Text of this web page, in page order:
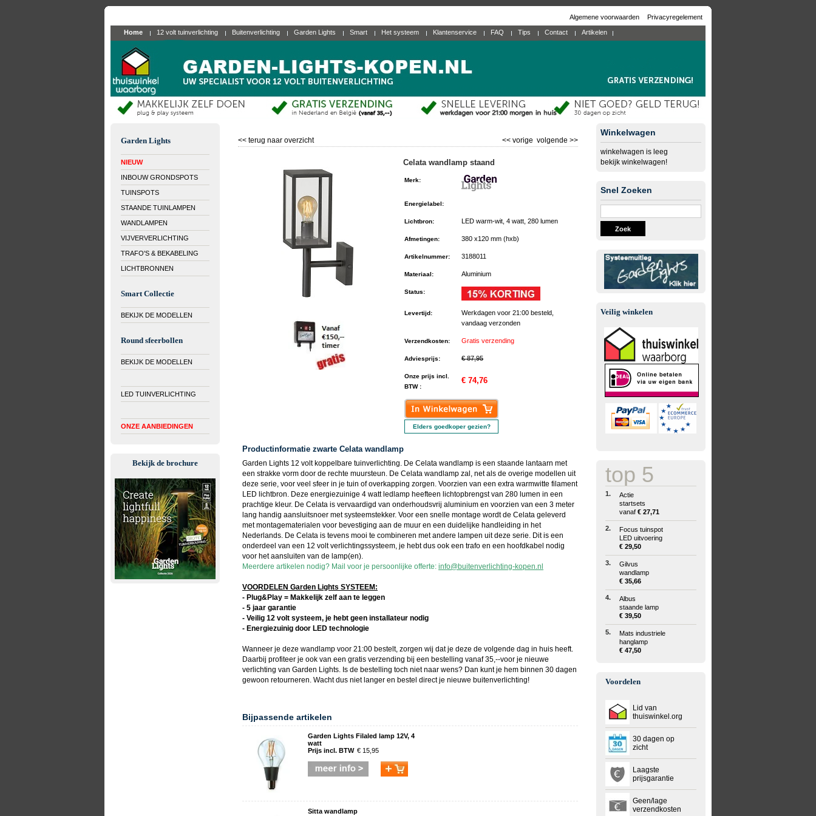
Algemene voorwaarden Privacyregelement
Home 12 volt tuinverlichting Buitenverlichting Garden Lights Smart Het systeem Klantenservice FAQ Tips Contact Artikelen
Garden Lights
NIEUW
INBOUW GRONDSPOTS
TUINSPOTS
STAANDE TUINLAMPEN
WANDLAMPEN
VIJVERVERLICHTING
TRAFO'S & BEKABELING
LICHTBRONNEN
Smart Collectie
BEKIJK DE MODELLEN
Round sfeerbollen
BEKIJK DE MODELLEN
LED TUINVERLICHTING
ONZE AANBIEDINGEN
Bekijk de brochure
<< terug naar overzicht volgende >>
<< vorige
Celata wandlamp staand
Merk:
Energielabel:
Lichtbron: LED warm-wit, 4 watt, 280 lumen
Afmetingen: 380 x120 mm (hxb)
Artikelnummer: 3188011
Materiaal: Aluminium
Status:
Levertijd:
Werkdagen voor 21:00 besteld,
vandaag verzonden
Verzendkosten: Gratis verzending
Adviesprijs: € 87,95
Onze prijs incl.
BTW :
€ 74,76
Elders goedkoper gezien?
Productinformatie zwarte Celata wandlamp
Garden Lights 12 volt koppelbare tuinverlichting. De Celata wandlamp is een staande lantaarn met
een strakke vorm door de rechte muursteun. De Celata wandlamp zal, net als de overige modellen uit
deze serie, voor veel sfeer in je tuin of overkapping zorgen. Voorzien van een extra warmwitte filament
LED lichtbron. Deze energiezuinige 4 watt ledlamp heefteen lichtopbrengst van 280 lumen in een
prachtige kleur. De Celata is vervaardigd van onderhoudsvrij aluminium en voorzien van een 3 meter
lang handig aansluitsnoer met systeemstekker. Voor een snelle montage wordt de Celata geleverd
met montagematerialen voor bevestiging aan de muur en een duidelijke handleiding in het
Nederlands. De Celata is tevens mooi te combineren met andere lampen uit deze serie. Dit is een
onderdeel van een 12 volt verlichtingssysteem, je hebt dus ook een trafo en een hoofdkabel nodig
voor het aansluiten van de lamp(en).
Meerdere artikelen nodig? Mail voor je persoonlijke offerte: info@buitenverlichting-kopen.nl
VOORDELEN Garden Lights SYSTEEM:
- Plug&Play = Makkelijk zelf aan te leggen
- 5 jaar garantie
- Veilig 12 volt systeem, je hebt geen installateur nodig
- Energiezuinig door LED technologie
Wanneer je deze wandlamp voor 21:00 bestelt, zorgen wij dat je deze de volgende dag in huis heeft.
Daarbij profiteer je ook van een gratis verzending bij een bestelling vanaf 35,--voor je nieuwe
verlichting van Garden Lights. Is de bestelling toch niet naar wens? Dan kunt je hem binnen 30 dagen
gewoon retourneren. Wacht dus niet langer en bestel direct je nieuwe buitenverlichting!
Bijpassende artikelen
Garden Lights Filaled lamp 12V, 4
watt
Prijs incl. BTW € 15,95
Sitta wandlamp
Winkelwagen
winkelwagen is leeg
bekijk winkelwagen!
Snel Zoeken
Zoek
Veilig winkelen
top 5
1.
Actie
startsets
vanaf € 27,71
2.
Focus tuinspot
LED uitvoering
€ 29,50
3.
Gilvus
wandlamp
€ 35,66
4.
Albus
staande lamp
€ 39,50
5.
Mats industriele
hanglamp
€ 47,50
Voordelen
Lid van
thuiswinkel.org
30 dagen op
zicht
Laagste
prijsgarantie
Geen/lage
verzendkosten